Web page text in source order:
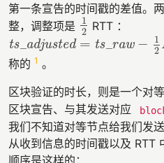
第一条宣告的时间戳的差值。
整，调整项是
1
2
12 RTT ：
ts_adjusted = ts_raw −
1
2
ts_adjusted= ts_raw−12RTT
称的 1 。
区块验证的时长，则是一个对
区块宣告、与其发送对应
我们不知道对等节点给我们发
从收到信息的时间戳以及 RTT
顺序是这样的：